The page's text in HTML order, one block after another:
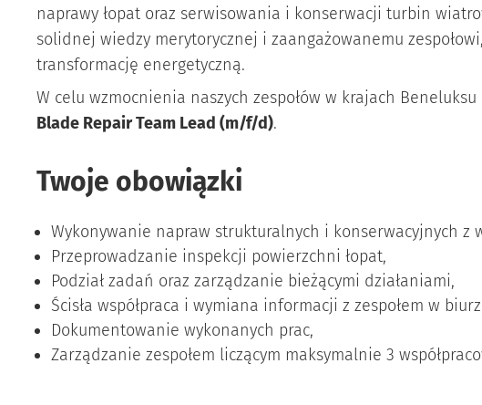
Twoje obowiązki
Wykonywanie napraw strukturalnych i konserwacyjnych z
Przeprowadzanie inspekcji powierzchni łopat,
Podział zadań oraz zarządzanie bieżącymi działaniami,
Ścisła współpraca i wymiana informacji z zespołem w
Dokumentowanie wykonanych prac,
Zarządzanie zespołem liczącym maksymalnie 3
naprawy łopat oraz serwisowania i konserwacji turbin
solidnej wiedzy merytorycznej i zaangażowanemu
transformację energetyczną.
W celu wzmocnienia naszych zespołów w krajach
Blade Repair Team Lead (m/f/d).